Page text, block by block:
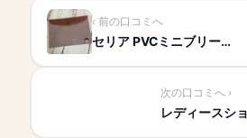
前の口コミへ
セリア PVCミニブリー…
次の口コミへ
レディースシ